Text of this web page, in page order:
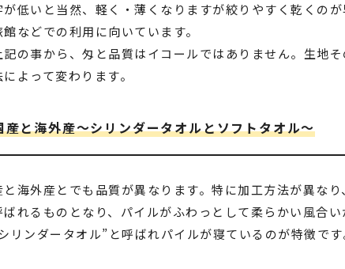
が低いと当然、軽く・薄くなりますが絞りやすく乾くの
館などでの利用に向いています。
の事から、匁と品質はイコールではありません。生地
よって変わります。
産と海外産～シリンダータオルとソフトタオル～
と海外産とでも品質が異なります。特に加工方法が異な
ばれるものとなり、パイルがふわっとして柔らかい風合
リンダータオル”と呼ばれパイルが寝ているのが特徴です